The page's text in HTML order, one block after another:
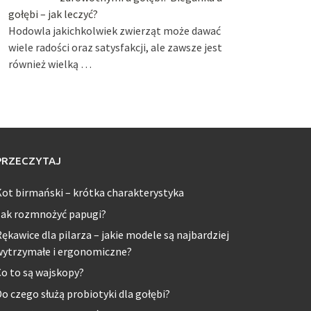
gołębi – jak leczyć?
Hodowla jakichkolwiek zwierząt może dawać
wiele radości oraz satysfakcji, ale zawsze jest
również wielką …
birmański – krótka charakterystyka
rozmnożyć papugi?
dla pilarza – jakie modele są najbardziej
i ergonomiczne?
to są wajskopy?
czego służą probiotyki dla gołębi?